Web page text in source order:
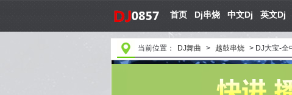
首页 Dj串烧 中文Dj 英文Dj
当前位置： DJ舞曲 > 越鼓串烧 > DJ大宝-全